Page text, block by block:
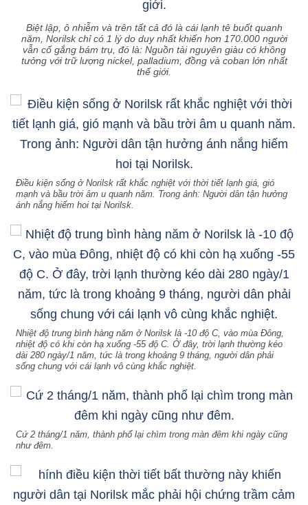
Biệt lập, ô nhiễm và trên tất cả đó là cái lạnh tê buốt quanh
năm, Norilsk chỉ có 1 lý do duy nhất khiến hơn 170.000 người
vẫn cố gắng bám trụ, đó là: Nguồn tài nguyên giàu có không
tưởng với trữ lượng nickel, palladium, đồng và coban lớn nhất
thế giới.
Điều kiện sống ở Norilsk rất khắc nghiệt với thời tiết lạnh giá, gió
mạnh và bầu trời âm u quanh năm. Trong ảnh: Người dân tận hưởng
ánh nắng hiếm hoi tại Norilsk.
Nhiệt độ trung bình hàng năm ở Norilsk là -10 độ C, vào mùa Đông,
nhiệt độ có khi còn hạ xuống -55 độ C. Ở đây, trời lạnh thường kéo
dài 280 ngày/1 năm, tức là trong khoảng 9 tháng, người dân phải
sống chung với cái lạnh vô cùng khắc nghiệt.
Cứ 2 tháng/1 năm, thành phố lại chìm trong màn đêm khi ngày cũng
như đêm.